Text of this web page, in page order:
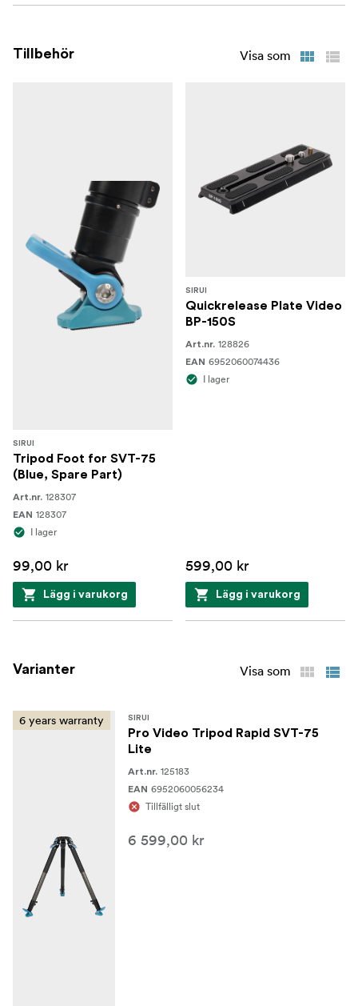
2 varv moturs, vilket bidrar till att öka effektiviteten och
montering än andra motsvarande produkter.
Dessutom fungerar QH-75 Half-Bowl Quick-Release
Handle bra med andra huvud med platt bas för flexibel
användning.
Dubbla handtag. Vinkel- och längdjusterbart handtag
med gummihylsa förbättrar användarupplevelsen
1x Sirui Pro Video Stativ SVT75 Pro
1x Sirui Pro Video Fluid Huvud SVH15
1x Bärhandtag
3x Gummerade föttern.
Tillbehör Visa som
SIRUI
Tripod Foot for SVT-75
(Blue, Spare Part)
Art.nr. 128307
EAN 128307
I lager
99,00 kr
Lägg i varukorg
SIRUI
Quickrelease Plate Video
BP-150S
Art.nr. 128826
EAN 6952060074436
I lager
599,00 kr
Lägg i varukorg
Varianter Visa som
6 years warranty SIRUI
Pro Video Tripod Rapid SVT-75
Lite
Art.nr. 125183
EAN 6952060056234
Tillfälligt slut
6 599,00 kr